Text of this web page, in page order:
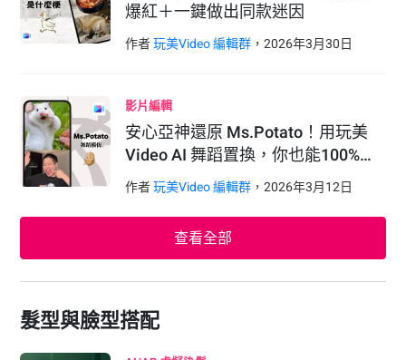
爆紅＋一鍵做出同款迷因
作者玩美Video 編輯群 ，2026年3月30 日
影片編輯
安心亞神還原 Ms.Potato！用玩美
Video AI 舞蹈置換，你也能100%…
作者玩美Video 編輯群 ，2026年3月 12日
查看全部
髮型與臉型搭配